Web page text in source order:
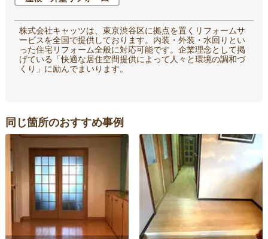
株式会社キャッツは、東京渋谷区に拠点を置くリフォームサ
ービスを全国で提供しております。内装・外装・水回りとい
った住宅リフォーム全般に対応可能です。企業理念として掲
げている「快適な居住空間提供によって人々と環境の調和づ
くり」に励んでまいります。
同じ箇所のおすすめ事例